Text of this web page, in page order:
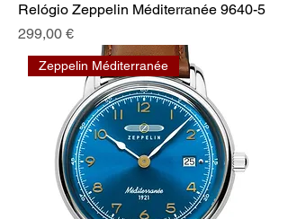
Relógio Zeppelin Méditerranée 9640-5
Preis
299,00 €
Zeppelin Méditerranée